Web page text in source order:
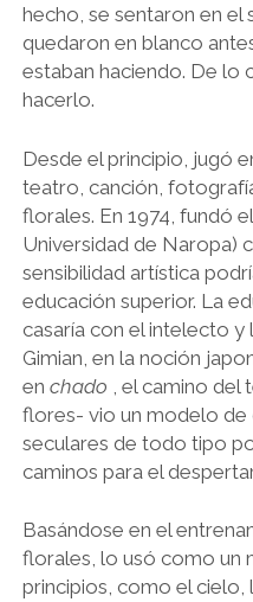
hecho, se sentaron en el
quedaron en blanco
estaban haciendo. De lo
hacerlo.
Desde el principio, jugó
teatro, canción,
florales. En 1974, fundó
Universidad de Naropa)
sensibilidad artística
educación superior. La
casaría con el intelecto y
Gimian, en la noción
en chado , el camino del
flores- vio un modelo de
seculares de todo tipo
caminos para el
Basándose en el
florales, lo usó como un
principios, como el cielo,